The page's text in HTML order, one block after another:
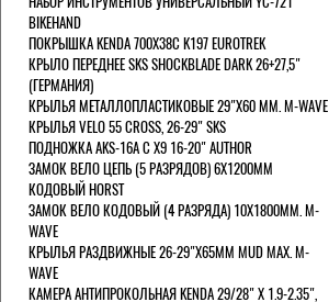
BIKEHAND
ПОКРЫШКА KENDA 700Х38С K197 EUROTREK
КРЫЛО ПЕРЕДНЕЕ SKS SHOCKBLADE DARK 26+27,5"
(ГЕРМАНИЯ)
КРЫЛЬЯ МЕТАЛЛОПЛАСТИКОВЫЕ 29"Х60 ММ. M-WAVE
КРЫЛЬЯ VELO 55 CROSS, 26-29" SKS
ПОДНОЖКА AKS-16A C X9 16-20" AUTHOR
ЗАМОК ВЕЛО ЦЕПЬ (5 РАЗРЯДОВ) 6Х1200ММ
КОДОВЫЙ HORST
ЗАМОК ВЕЛО КОДОВЫЙ (4 РАЗРЯДА) 10Х1800ММ. M-
WAVE
КРЫЛЬЯ РАЗДВИЖНЫЕ 26-29"Х65ММ MUD MAX. M-
WAVE
КАМЕРА АНТИПРОКОЛЬНАЯ KENDA 29/28" Х 1.9-2.35",